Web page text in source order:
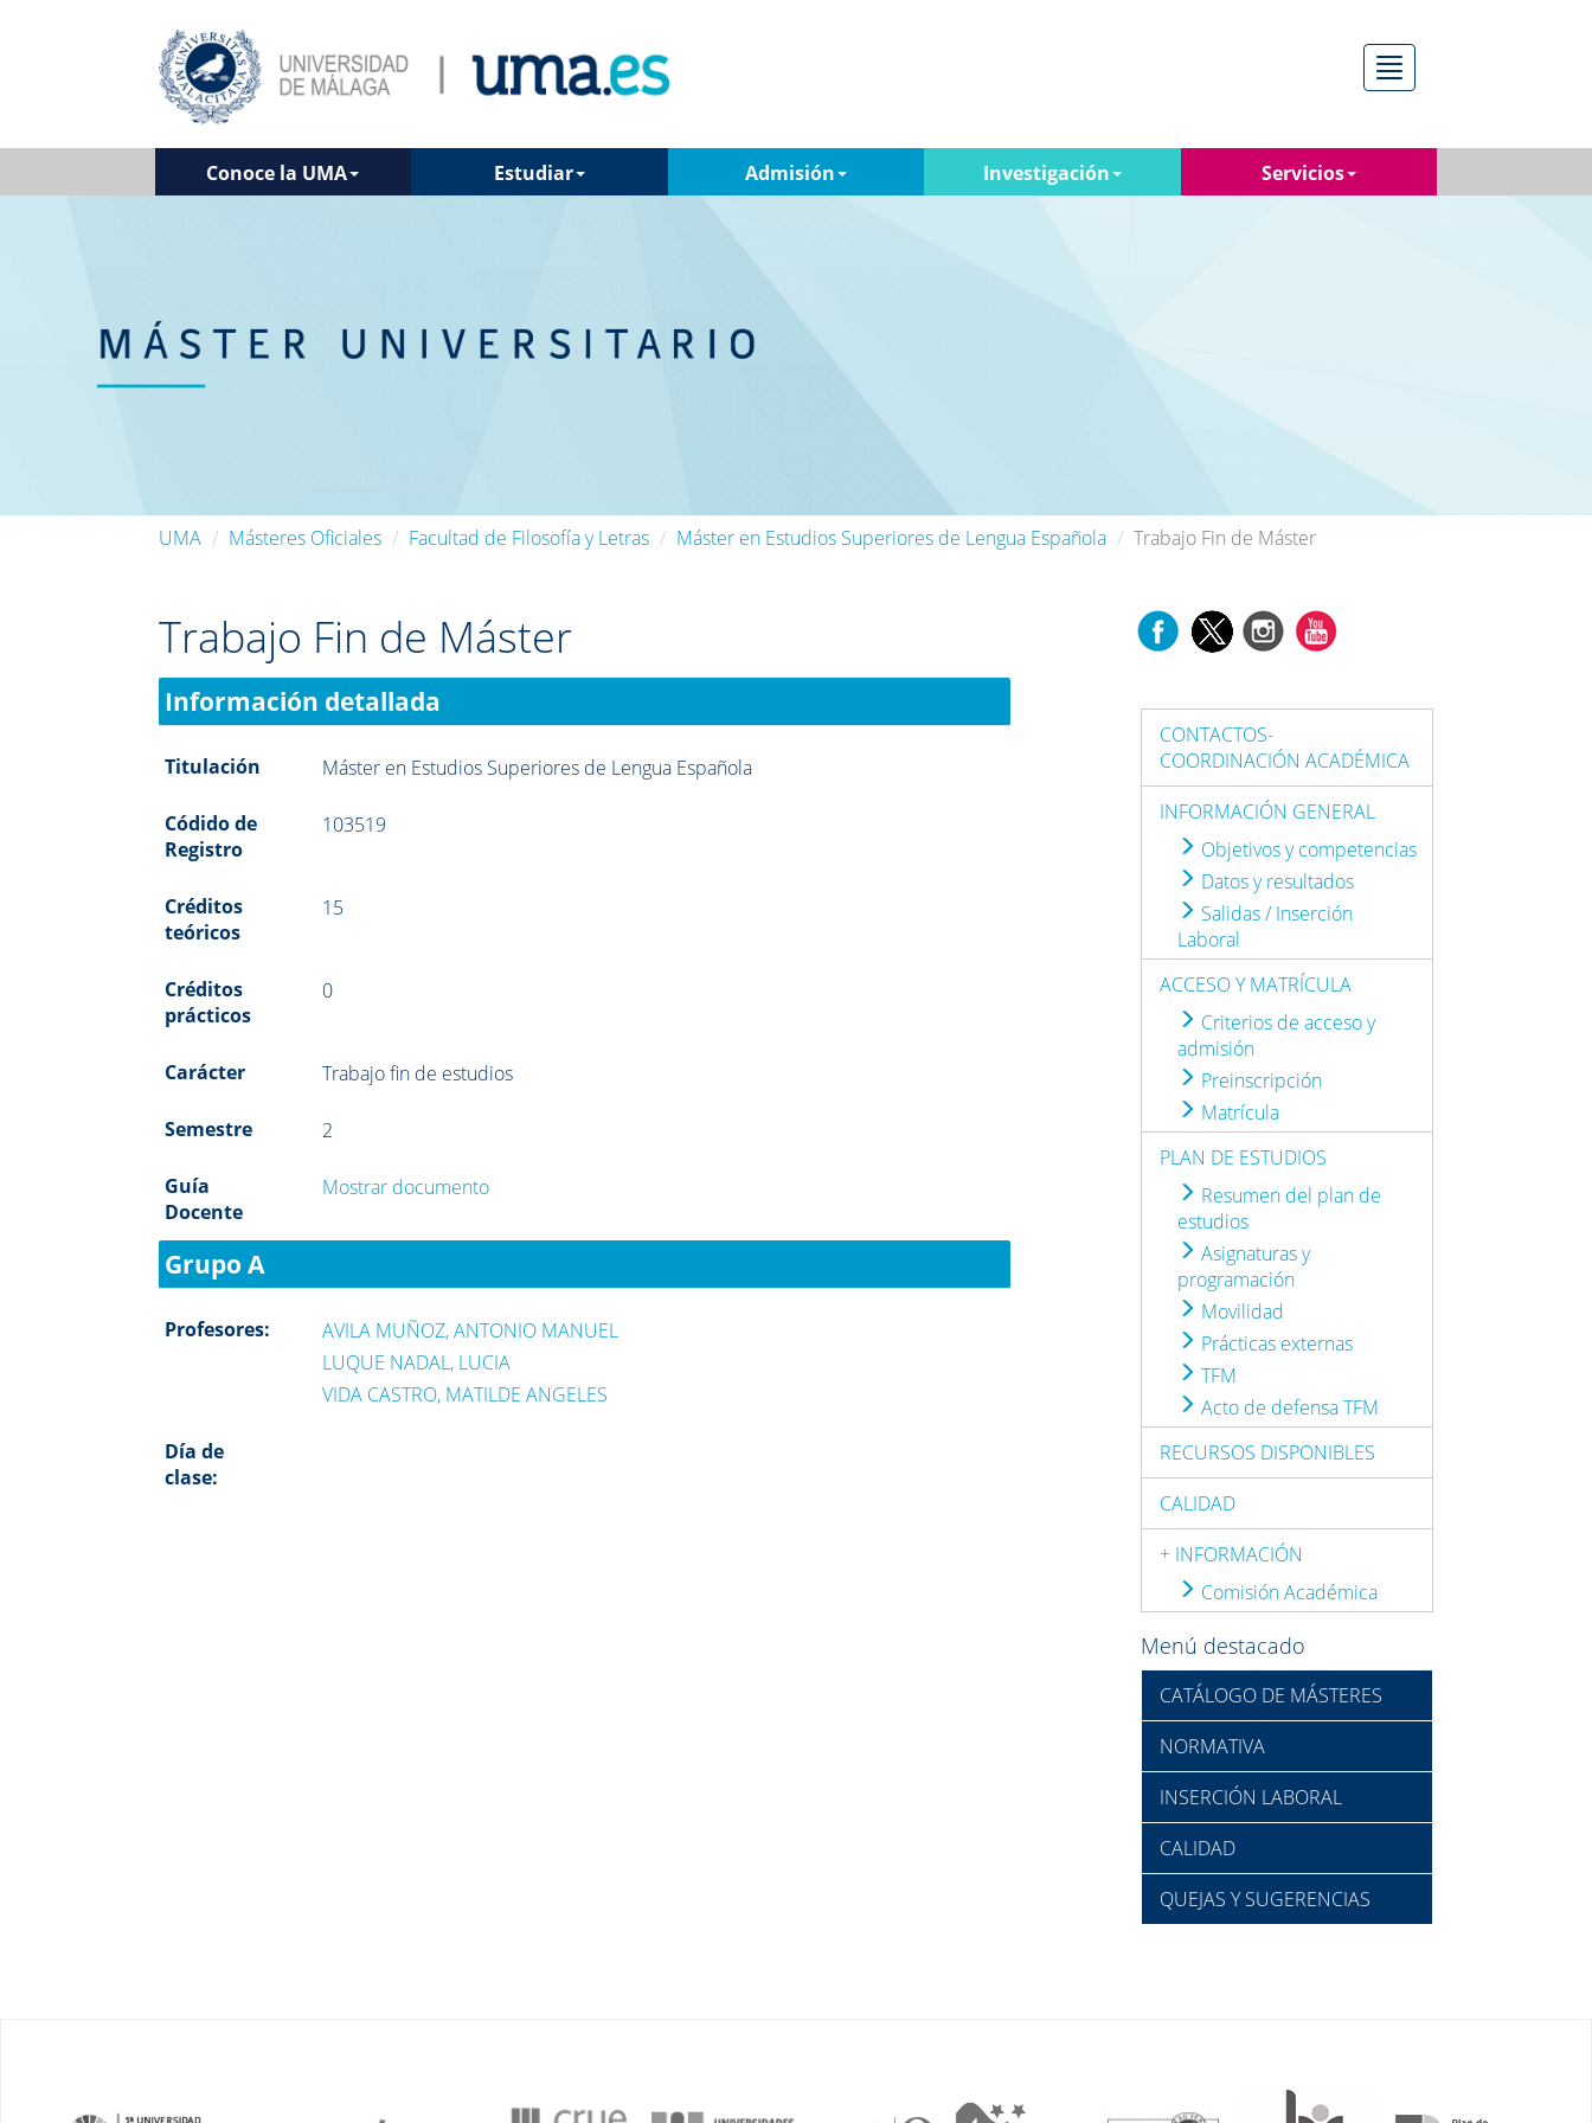
Menú
Conoce la UMA Estudiar Admisión Investigación Servicios
UMA Másteres Oficiales Facultad de Filosofía y Letras Máster en Estudios Superiores de Lengua Española Trabajo Fin de Máster
Trabajo Fin de Máster
Información detallada
Titulación Máster en Estudios Superiores de Lengua Española
Códido de
Registro
103519
Créditos
teóricos
15
Créditos
prácticos
0
Carácter Trabajo fin de estudios
Semestre 2
Guía
Docente
Mostrar documento
Grupo A
Profesores:
AVILA MUÑOZ, ANTONIO MANUEL
LUQUE NADAL, LUCIA
VIDA CASTRO, MATILDE ANGELES
Día de
clase:
CONTACTOS-
COORDINACIÓN ACADÉMICA
INFORMACIÓN GENERAL
Objetivos y competencias
Datos y resultados
Salidas / Inserción
Laboral
ACCESO Y MATRÍCULA
Criterios de acceso y
admisión
Preinscripción
Matrícula
PLAN DE ESTUDIOS
Resumen del plan de
estudios
Asignaturas y
programación
Movilidad
Prácticas externas
TFM
Acto de defensa TFM
RECURSOS DISPONIBLES
CALIDAD
+ INFORMACIÓN
Comisión Académica
Menú destacado
CATÁLOGO DE MÁSTERES
NORMATIVA
INSERCIÓN LABORAL
CALIDAD
QUEJAS Y SUGERENCIAS